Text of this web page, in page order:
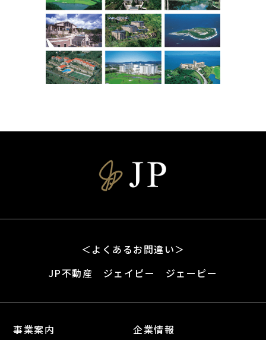
＜よくあるお間違い＞
JP不動産 ジェイピー ジェーピー
事業案内
企業情報